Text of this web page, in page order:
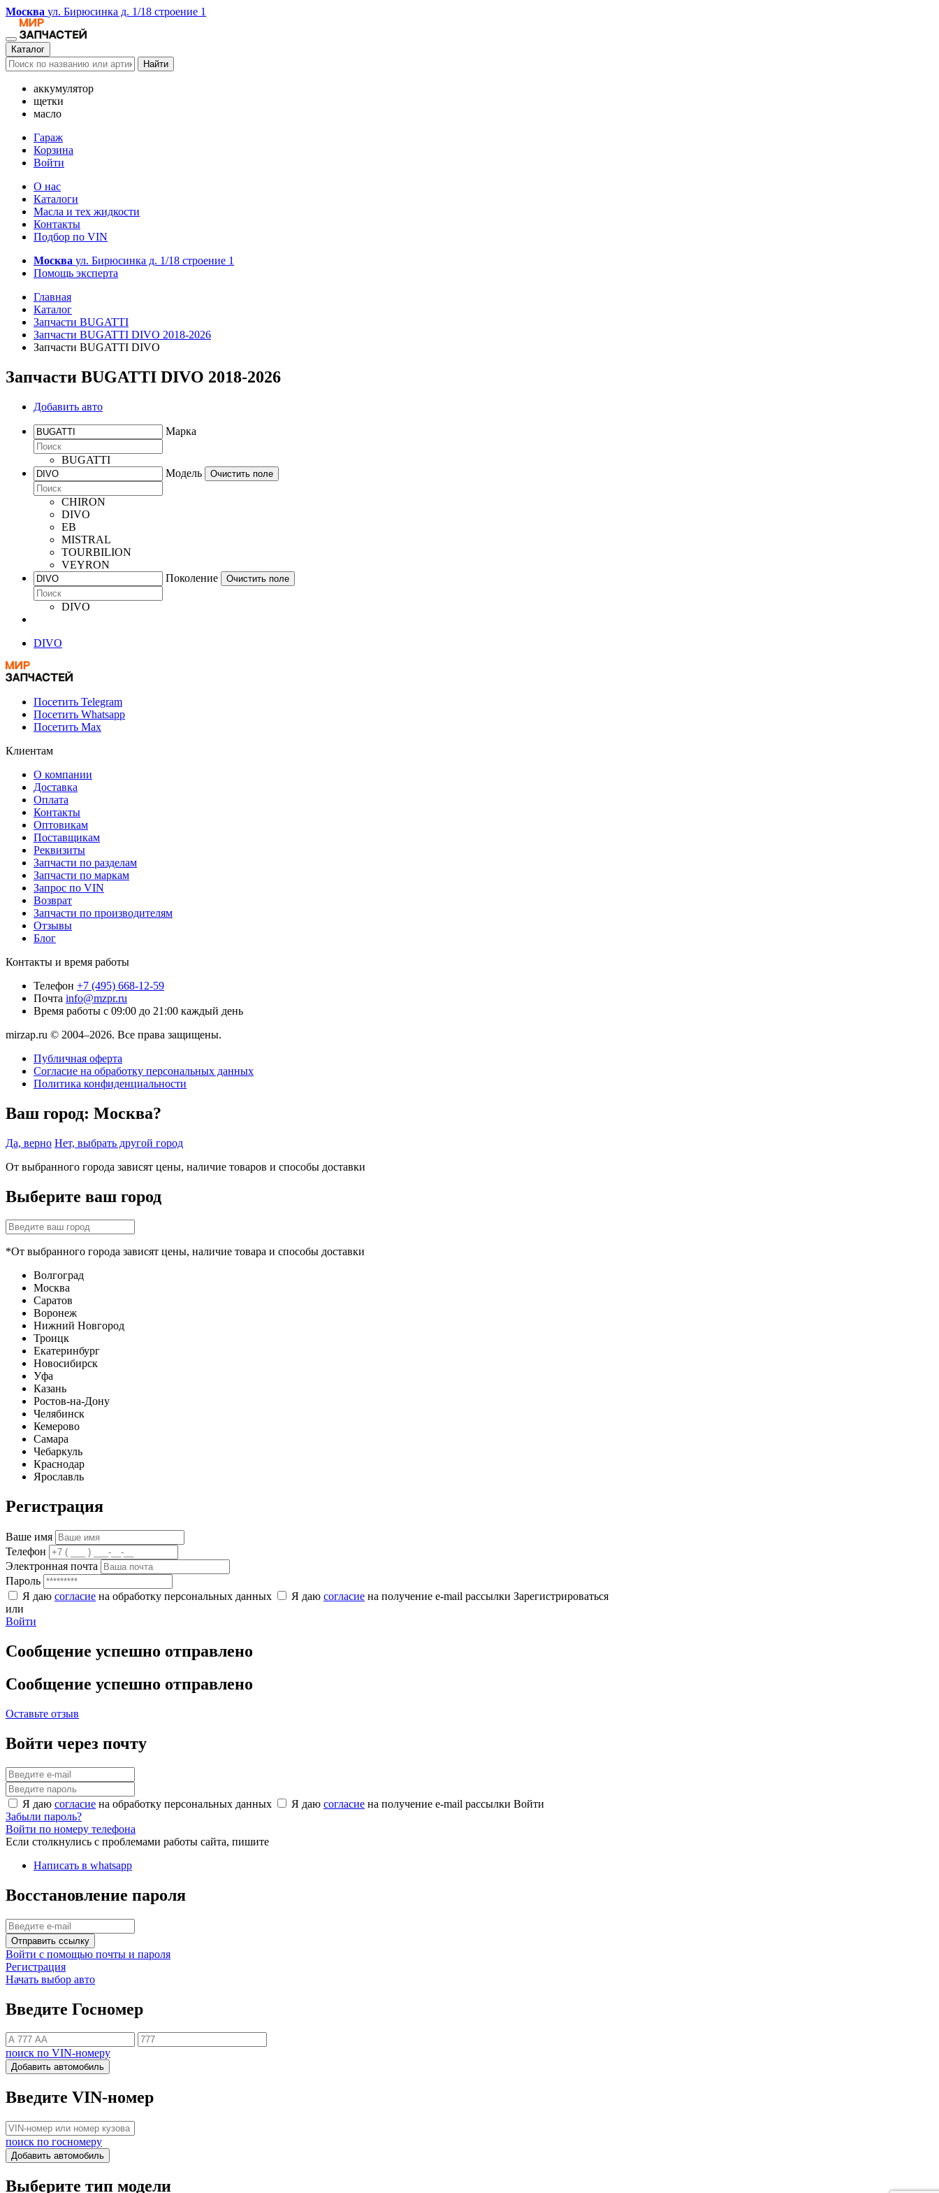
Москва ул. Бирюсинка д. 1/18 строение 1
Каталог
Найти
аккумулятор
щетки
масло
Гараж
Корзина
Войти
О нас
Каталоги
Масла и тех жидкости
Контакты
Подбор по VIN
Москва ул. Бирюсинка д. 1/18 строение 1
Помощь эксперта
Главная
Каталог
Запчасти BUGATTI
Запчасти BUGATTI DIVO 2018-2026
Запчасти BUGATTI DIVO
Запчасти BUGATTI DIVO 2018-2026
Добавить авто
Марка
BUGATTI
Модель
Очистить поле
CHIRON
DIVO
EB
MISTRAL
TOURBILION
VEYRON
Поколение
Очистить поле
DIVO
DIVO
Посетить Telegram
Посетить Whatsapp
Посетить Max
Клиентам
О компании
Доставка
Оплата
Контакты
Оптовикам
Поставщикам
Реквизиты
Запчасти по разделам
Запчасти по маркам
Запрос по VIN
Возврат
Запчасти по производителям
Отзывы
Блог
Контакты и время работы
Телефон +7 (495) 668-12-59
Почта info@mzpr.ru
Время работы с 09:00 до 21:00 каждый день
mirzap.ru © 2004–2026. Все права защищены.
Публичная оферта
Согласие на обработку персональных данных
Политика конфиденциальности
Ваш город: Москва?
Да, верно Нет, выбрать другой город
От выбранного города зависят цены, наличие товаров и способы доставки
Выберите ваш город
*От выбранного города зависят цены, наличие товара и способы доставки
Волгоград
Москва
Саратов
Воронеж
Нижний Новгород
Троицк
Екатеринбург
Новосибирск
Уфа
Казань
Ростов-на-Дону
Челябинск
Кемерово
Самара
Чебаркуль
Краснодар
Ярославль
Регистрация
Ваше имя
Телефон
Электронная почта
Пароль
Я даю согласие на обработку персональных данных Я даю согласие на получение e-mail рассылки Зарегистрироваться
или
Войти
Сообщение успешно отправлено
Сообщение успешно отправлено
Оставьте отзыв
Войти через почту
Я даю согласие на обработку персональных данных Я даю согласие на получение e-mail рассылки Войти
Забыли пароль?
Войти по номеру телефона
Если столкнулись с проблемами работы сайта, пишите
Написать в whatsapp
Восстановление пароля
Отправить ссылку
Войти с помощью почты и пароля
Регистрация
Начать выбор авто
Введите Госномер
поиск по VIN-номеру
Добавить автомобиль
Введите VIN-номер
поиск по госномеру
Добавить автомобиль
Выберите тип модели